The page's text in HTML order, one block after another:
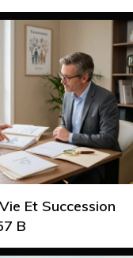
Et Succession
B